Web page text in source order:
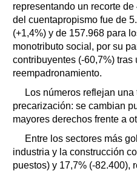
representando un recorte
del cuentapropismo fue de
(+1,4%) y de 157.968 para
monotributo social, por su
contribuyentes (-60,7%) tras
reempadronamiento.
Los números reflejan
precarización: se cambian
mayores derechos frente a
Entre los sectores más
industria y la construcción
puestos) y 17,7% (-82.400),